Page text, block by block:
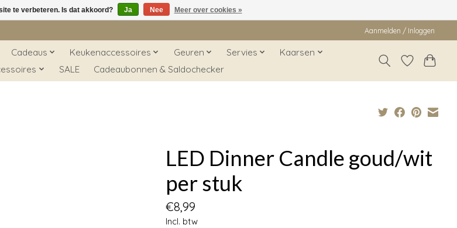
Aanmelden / Inloggen
Cadeaus Keukenaccessoires Geuren Servies
Kaarsen
SALE Cadeaubonnen & Saldochecker
LED Dinner Candle goud/wit
per stuk
€8,99
Incl. btw
te verbeteren. Is dat akkoord? Ja Nee Meer over cookies »